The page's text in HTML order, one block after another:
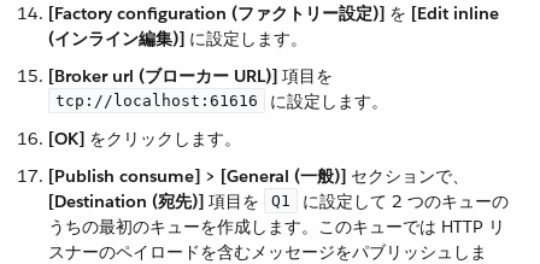
[Factory configuration (ファクトリー設定)] ​ を ​ [Edit inline
(インライン編集)] ​ に設定します。
[Broker url (ブローカー URL)] ​ 項目を ​
tcp://localhost:61616
​ に設定します。
[OK] ​ をクリックします。
[Publish consume] > [General (一般)] ​ セクションで、​
[Destination (宛先)] ​ 項目を ​ Q1
​ に設定して 2 つのキューの
うちの最初のキューを作成します。このキューでは HTTP リ
スナーのペイロードを含むメッセージをパブリッシュしま